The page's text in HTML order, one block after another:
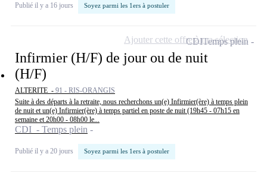
Publié il y a 16 jours Soyez parmi les 1ers à postuler
Infirmier (H/F) de jour ou de nuit
(H/F)
ALTERITE - 91 - RIS-ORANGIS
Suite à des départs à la retraite, nous recherchons un(e) Infirmier(ère) à temps plein
de nuit et un(e) Infirmier(ère) à temps partiel en poste de nuit (19h45 - 07h15 en
semaine et 20h00 - 08h00 le...
CDI - Temps plein
Publié il y a 20 jours Soyez parmi les 1ers à postuler
CDITemps plein
Ajouter cette offre à ma sélection